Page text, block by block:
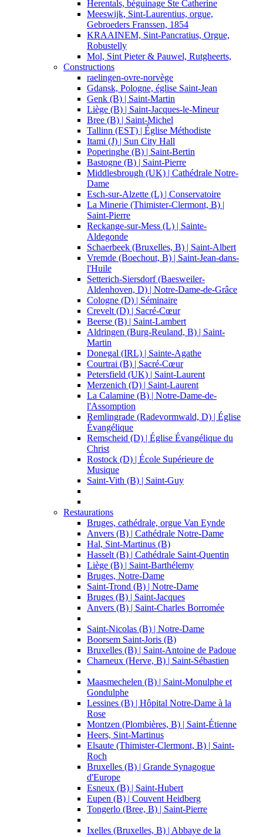
Herentals, béguinage Ste Catherine
Meeswijk, Sint-Laurentius, orgue,
Gebroeders Franssen, 1854
KRAAINEM, Sint-Pancratius, Orgue,
Robustelly
Mol, Sint Pieter & Pauwel, Rutgheerts,
Constructions
raelingen-ovre-norvège
Gdansk, Pologne, église Saint-Jean
Genk (B) | Saint-Martin
Liège (B) | Saint-Jacques-le-Mineur
Bree (B) | Saint-Michel
Tallinn (EST) | Église Méthodiste
Itami (J) | Sun City Hall
Poperinghe (B) | Saint-Bertin
Bastogne (B) | Saint-Pierre
Middlesbrough (UK) | Cathédrale Notre-
Dame
Esch-sur-Alzette (L) | Conservatoire
La Minerie (Thimister-Clermont, B) |
Saint-Pierre
Reckange-sur-Mess (L) | Sainte-
Aldegonde
Schaerbeek (Bruxelles, B) | Saint-Albert
Vremde (Boechout, B) | Saint-Jean-dans-
l'Huile
Setterich-Siersdorf (Baesweiler-
Aldenhoven, D) | Notre-Dame-de-Grâce
Cologne (D) | Séminaire
Crevelt (D) | Sacré-Cœur
Beerse (B) | Saint-Lambert
Aldringen (Burg-Reuland, B) | Saint-
Martin
Donegal (IRL) | Sainte-Agathe
Courtrai (B) | Sacré-Cœur
Petersfield (UK) | Saint-Laurent
Merzenich (D) | Saint-Laurent
La Calamine (B) | Notre-Dame-de-
l'Assomption
Remlingrade (Radevormwald, D) | Église
Évangélique
Remscheid (D) | Église Évangélique du
Christ
Rostock (D) | École Supérieure de
Musique
Saint-Vith (B) | Saint-Guy
Restaurations
Bruges, cathédrale, orgue Van Eynde
Anvers (B) | Cathédrale Notre-Dame
Hal, Sint-Martinus (B)
Hasselt (B) | Cathédrale Saint-Quentin
Liège (B) | Saint-Barthélemy
Bruges, Notre-Dame
Saint-Trond (B) | Notre-Dame
Bruges (B) | Saint-Jacques
Anvers (B) | Saint-Charles Borromée
Saint-Nicolas (B) | Notre-Dame
Boorsem Saint-Joris (B)
Bruxelles (B) | Saint-Antoine de Padoue
Charneux (Herve, B) | Saint-Sébastien
Maasmechelen (B) | Saint-Monulphe et
Gondulphe
Lessines (B) | Hôpital Notre-Dame à la
Rose
Montzen (Plombières, B) | Saint-Étienne
Heers, Sint-Martinus
Elsaute (Thimister-Clermont, B) | Saint-
Roch
Bruxelles (B) | Grande Synagogue
d'Europe
Esneux (B) | Saint-Hubert
Eupen (B) | Couvent Heidberg
Tongerlo (Bree, B) | Saint-Pierre
Ixelles (Bruxelles, B) | Abbaye de la